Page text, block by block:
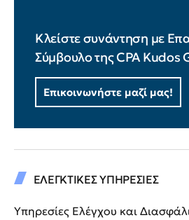
Κλείστε συνάντηση με
Σύμβουλο της CPA Kudos
Επικοινωνήστε μαζί μας!
ΕΛΕΓΚΤΙΚΕΣ ΥΠΗΡΕΣΙΕΣ
Υπηρεσίες Ελέγχου και